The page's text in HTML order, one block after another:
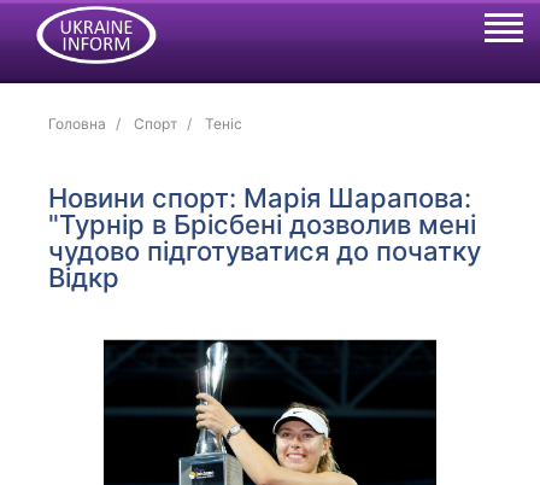
Головна Спорт Теніс
Новини спорт: Марія Шарапова:
"Турнір в Брісбені дозволив мені
чудово підготуватися до початку
Відкр